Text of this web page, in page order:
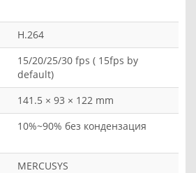
H.264
15/20/25/30 fps ( 15fps by
default)
141.5 × 93 × 122 mm
10%~90% без кондензация
MERCUSYS